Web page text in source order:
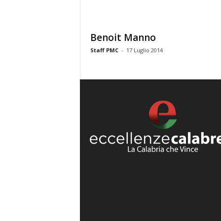
Benoit Manno
Staff PMC - 17 Luglio 2014